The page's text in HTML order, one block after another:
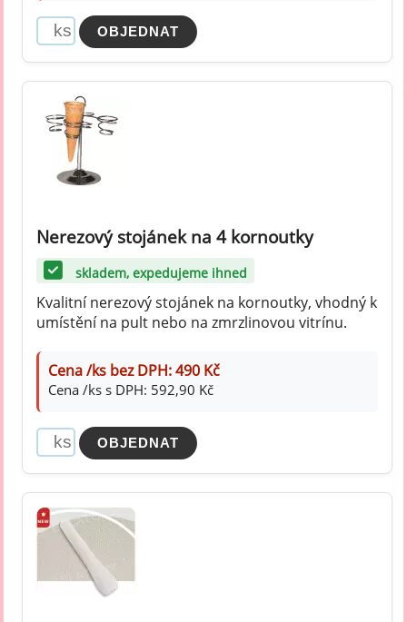
Nerezový stojánek na 4 kornoutky
skladem, expedujeme ihned
Kvalitní nerezový stojánek na kornoutky, vhodný k
umístění na pult nebo na zmrzlinovou vitrínu.
Cena /ks bez DPH: 490 Kč
Cena /ks s DPH: 592,90 Kč